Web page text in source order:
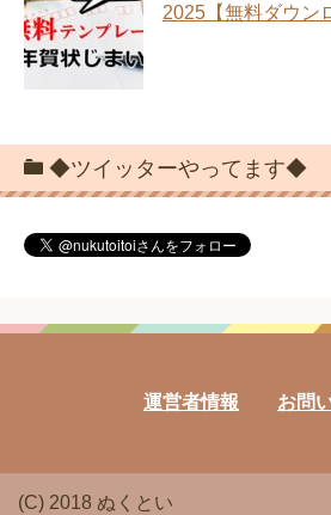
2025【無料ダウン
◆ツイッターやってます◆
運営者情報 お問
(C) 2018 ぬくとい